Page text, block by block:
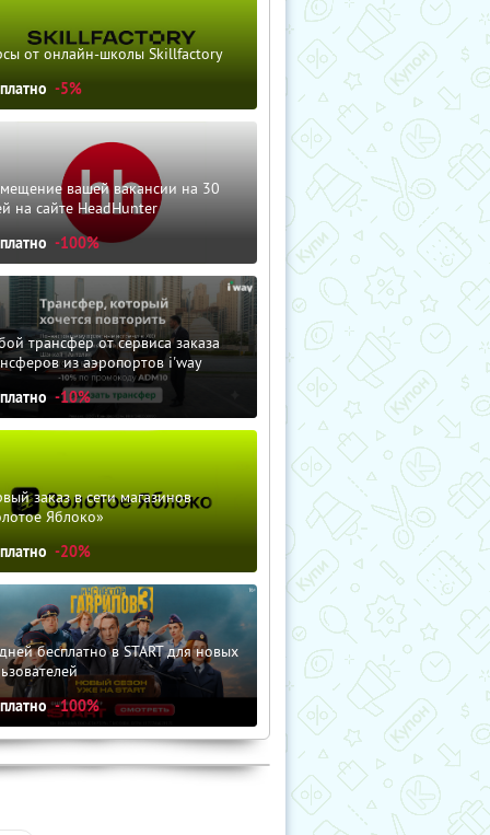
от онлайн-школы Skillfactory
-5%
вашей вакансии на 30
на сайте HeadHunter
-100%
трансфер от сервиса заказа
из аэропортов i'way
-10%
заказ в сети магазинов
Яблоко»
-20%
бесплатно в START для новых
-100%